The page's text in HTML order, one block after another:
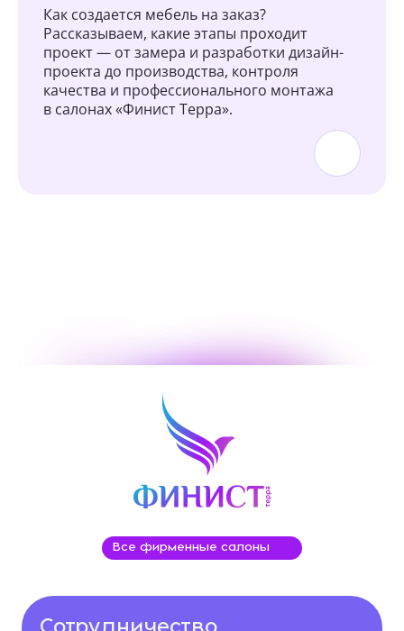
Как создается мебель на заказ?
Рассказываем, какие этапы проходит
проект — от замера и разработки дизайн-
проекта до производства, контроля
качества и профессионального монтажа
в салонах «Финист Терра».
Все фирменные салоны
Сотрудничество